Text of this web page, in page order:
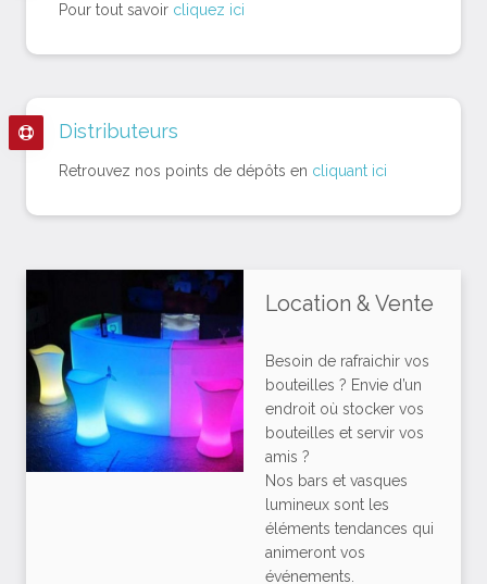
Pour tout savoir cliquez ici
Distributeurs
Retrouvez nos points de dépôts en cliquant ici
Location & Vente
Besoin de rafraichir vos
bouteilles ? Envie d’un
endroit où stocker vos
bouteilles et servir vos
amis ?
Nos bars et vasques
lumineux sont les
éléments tendances qui
animeront vos
événements.